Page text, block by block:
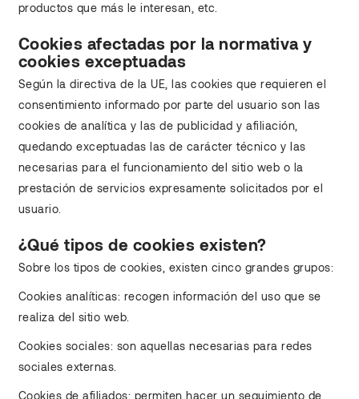
productos que más le interesan, etc.
Cookies afectadas por la normativa y
cookies exceptuadas
Según la directiva de la UE, las cookies que requieren el
consentimiento informado por parte del usuario son las
cookies de analítica y las de publicidad y afiliación,
quedando exceptuadas las de carácter técnico y las
necesarias para el funcionamiento del sitio web o la
prestación de servicios expresamente solicitados por el
usuario.
¿Qué tipos de cookies existen?
Sobre los tipos de cookies, existen cinco grandes grupos:
Cookies analíticas: recogen información del uso que se
realiza del sitio web.
Cookies sociales: son aquellas necesarias para redes
sociales externas.
Cookies de afiliados: permiten hacer un seguimiento de